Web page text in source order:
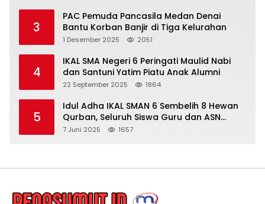
3
PAC Pemuda Pancasila Medan Denai
Bantu Korban Banjir di Tiga Kelurahan
1 Desember 2025 2051
4
IKAL SMA Negeri 6 Peringati Maulid Nabi
dan Santuni Yatim Piatu Anak Alumni
22 September 2025 1864
5
Idul Adha IKAL SMAN 6 Sembelih 8 Hewan
Qurban, Seluruh Siswa Guru dan ASN
Dapat Daging
7 Juni 2025 1657